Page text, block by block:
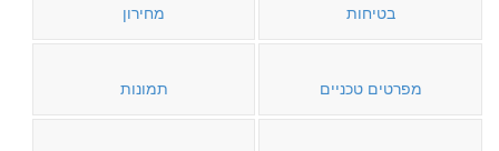
בטיחות מחירון
מפרטים טכניים תמונות